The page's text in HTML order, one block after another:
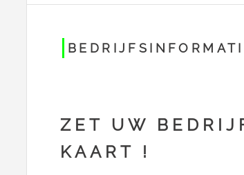
ZET UW
KAART !